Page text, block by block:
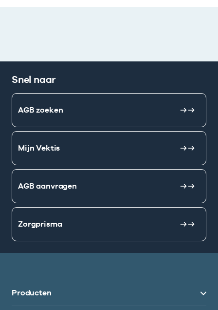
Snel naar
AGB zoeken
Mijn Vektis
AGB aanvragen
Zorgprisma
Producten